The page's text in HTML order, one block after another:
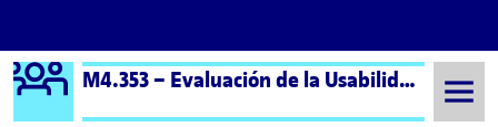
Saltar al contenido
Logo Ágora M4.353 – Evaluación de la Usabilidad – Aula 1